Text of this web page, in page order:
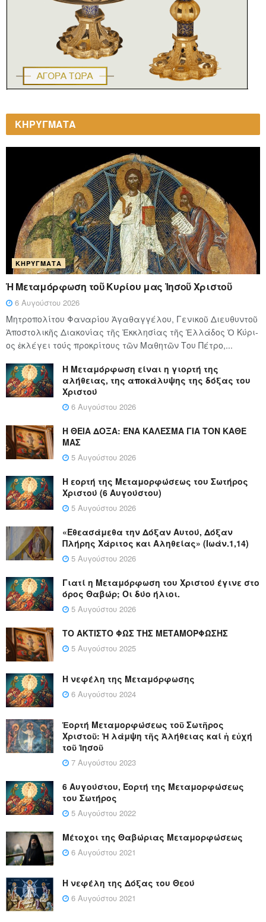
ΚΗΡΥΓΜΑΤΑ
ΚΗΡΎΓΜΑΤΑ
Ἡ Μεταμόρφωση τοῦ Κυρίου μας Ἰησοῦ Χριστοῦ
6 Αυγούστου 2026
Μητροπολίτου Φαναρίου Ἀγαθαγγέλου, Γενικοῦ Διευθυντοῦ
Ἀποστολικῆς Διακονίας τῆς Ἐκκλησίας τῆς Ἑλλάδος Ὁ Κύ­ρι­
ος ἐκλέγει τούς προ­κρί­τους τῶν Μα­θη­τῶν Του Πέ­τρο,...
Η Μεταμόρφωση είναι η γιορτή της
αλήθειας, της αποκάλυψης της δόξας του
Χριστού
6 Αυγούστου 2026
Η ΘΕΙΑ ΔΟΞΑ: ΈΝΑ ΚΑΛΕΣΜΑ ΓΙΑ ΤΟΝ ΚΑΘΕ
ΜΑΣ
5 Αυγούστου 2026
Η εορτή της Μεταμορφώσεως του Σωτήρος
Χριστού (6 Αυγούστου)
5 Αυγούστου 2026
«Εθεασάμεθα την Δόξαν Αυτού, Δόξαν
Πλήρης Χάριτος και Αληθείας» (Ιωάν.1,14)
5 Αυγούστου 2026
Γιατί η Μεταμόρφωση του Χριστού έγινε στο
όρος Θαβώρ; Οι δύο ήλιοι.
5 Αυγούστου 2026
ΤΟ ΑΚΤΙΣΤΟ ΦΩΣ ΤΗΣ ΜΕΤΑΜΟΡΦΩΣΗΣ
5 Αυγούστου 2025
Η νεφέλη της Μεταμόρφωσης
6 Αυγούστου 2024
Ἑορτή Μεταμορφώσεως τοῦ Σωτῆρος
Χριστοῦ: Ἡ λάμψη τῆς Ἀλήθειας καί ἡ εὐχή
τοῦ Ἰησοῦ
7 Αυγούστου 2023
6 Αυγούστου, Εορτή της Μεταμορφώσεως
του Σωτήρος
5 Αυγούστου 2022
Μέτοχοι της Θαβώριας Μεταμορφώσεως
6 Αυγούστου 2021
Η νεφέλη της Δόξας του Θεού
6 Αυγούστου 2021